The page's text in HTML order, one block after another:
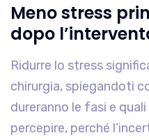
Meno stress
dopo
Ridurre lo stress
chirurgia, spiegandoti
dureranno le fasi e
percepire, perché